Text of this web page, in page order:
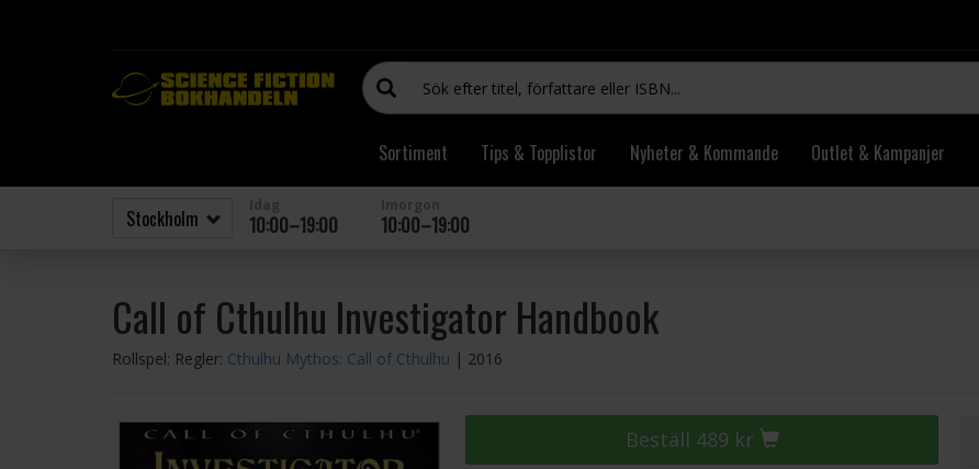
Sortiment Tips & Topplistor Nyheter & Kommande Outlet & Kampanjer
10:00–19:00 10:00–19:00
Call of Cthulhu Investigator Handbook
Rollspel: Regler: Cthulhu Mythos: Call of Cthulhu | 2016
Beställ 489 kr